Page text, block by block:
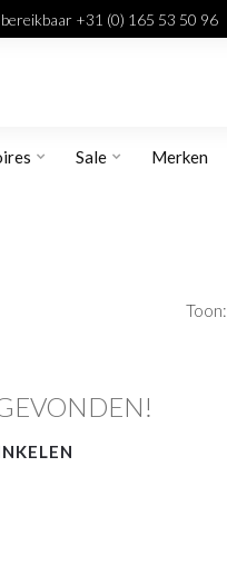
+31 (0) 165 53 50 96
Sale Merken
Toon: